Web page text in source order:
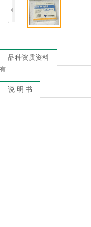
品种资质资料
有
说 明 书